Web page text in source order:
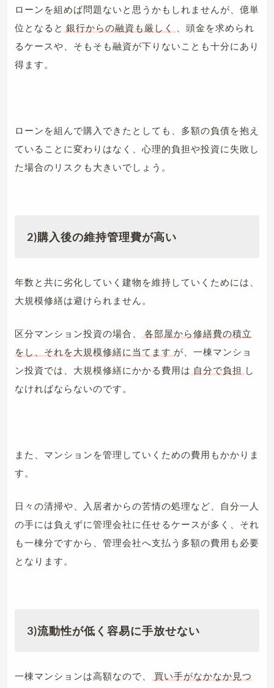
ローンを組めば問題ないと思うかもしれませんが、億単
位となると 銀行からの融資も厳しく
、頭金を求められ
るケースや、そもそも融資が下りないことも十分にあり
得ます。
ローンを組んで購入できたとしても、多額の負債を抱え
ていることに変わりはなく、心理的負担や投資に失敗し
た場合のリスクも大きいでしょう。
2)購入後の維持管理費が高い
年数と共に劣化していく建物を維持していくためには、
大規模修繕は避けられません。
区分マンション投資の場合、
各部屋から修繕費の積立
をし、それを大規模修繕に当てます が、一棟マンショ
ン投資では、大規模修繕にかかる費用は 自分で負担 し
なければならないのです。
また、マンションを管理していくための費用もかかりま
す。
日々の清掃や、入居者からの苦情の処理など、自分一人
の手には負えずに管理会社に任せるケースが多く、それ
も一棟分ですから、管理会社へ支払う多額の費用も必要
となります。
3)流動性が低く容易に手放せない
一棟マンションは高額なので、
買い手がなかなか見つ